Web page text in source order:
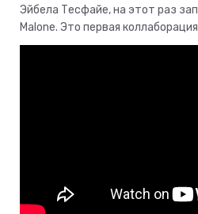
Эйбела Тесфайе, на этот раз
Malone. Это первая